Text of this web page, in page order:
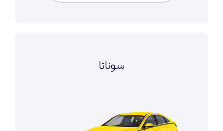
سوناتا